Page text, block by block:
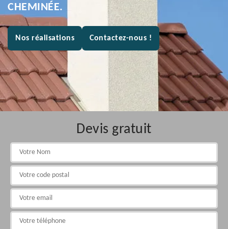
CHEMINÉE.
Nos réalisations Contactez-nous !
Devis gratuit